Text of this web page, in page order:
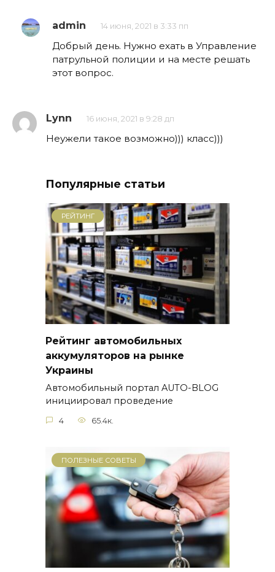
admin 14 июня, 2021 в 3:33 пп
Добрый день. Нужно ехать в Управление
патрульной полиции и на месте решать
этот вопрос.
Lynn 16 июня, 2021 в 9:28 дп
Неужели такое возможно))) класс)))
Популярные статьи
РЕЙТИНГ
Рейтинг автомобильных
аккумуляторов на рынке
Украины
Автомобильный портал AUTO-BLOG
инициировал проведение
4 65.4к.
ПОЛЕЗНЫЕ СОВЕТЫ